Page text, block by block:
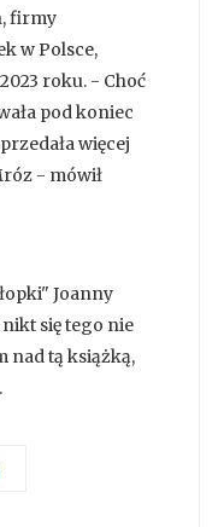
firmy
w Polsce,
roku. - Choć
pod koniec
więcej
- mówił
Joanny
się tego nie
nad tą książką,